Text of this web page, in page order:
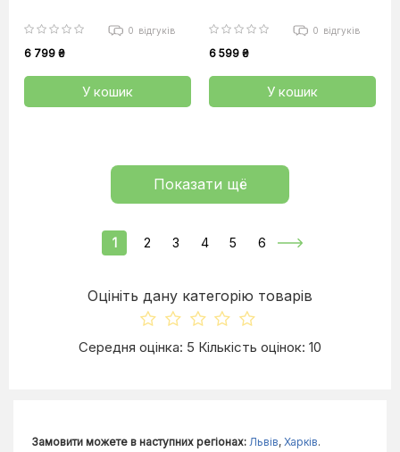
0 відгуків
6 799 ₴
У кошик
0 відгуків
6 599 ₴
У кошик
Показати щё
1 2 3 4 5 6
Оцініть дану категорію товарів
Середня оцінка: 5 Кількість оцінок: 10
Замовити можете в наступних регіонах: Львів, Харків.